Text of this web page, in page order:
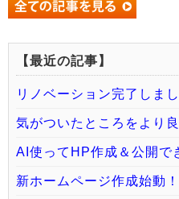
【最近の記事】
リノベーション完了しま
気がついたところをより
AI使ってHP作成＆公開で
新ホームページ作成始動！